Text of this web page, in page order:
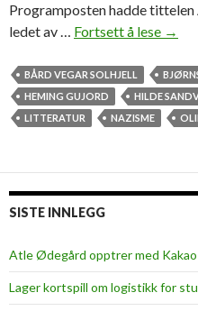
Programposten hadde tittelen
ledet av … Fortsett å lese S
m
t
a
n
a
z
→
BÅRD VEGAR SOLHJELL
HEMING GUJORD
HILDE
LITTERATUR
NAZISME
SISTE INNLEGG
Atle Ødegård opptrer med Kakao
Lager kortspill om logistikk for